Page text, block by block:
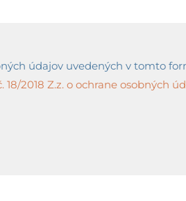
údajov uvedených v tomto
2018 Z.z. o ochrane osobných